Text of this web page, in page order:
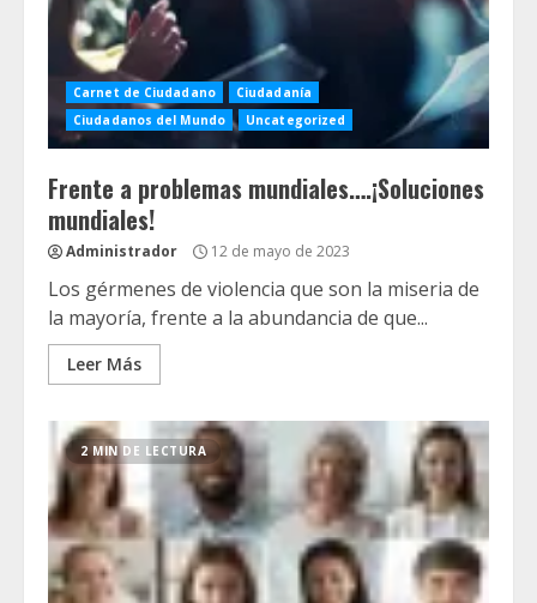
Carnet de Ciudadano
Ciudadanía
Ciudadanos del Mundo
Uncategorized
Frente a problemas mundiales….¡Soluciones
mundiales!
Administrador 12 de mayo de 2023
Los gérmenes de violencia que son la miseria de
la mayoría, frente a la abundancia de que...
Leer Más
2 MIN DE LECTURA